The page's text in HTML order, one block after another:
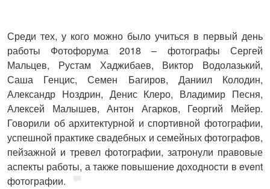
Среди тех, у кого можно было учиться в первый день
работы Фотофорума 2018 – фотографы Сергей
Мальцев, Рустам Хаджибаев, Виктор Водолазький,
Саша Генцис, Семен Багиров, Даниил Колодин,
Александр Ноздрин, Денис Клеро, Владимир Песня,
Алексей Малышев, Антон Агарков, Георгий Мейер.
Говорили об архитектурной и спортивной фотографии,
успешной практике свадебных и семейных фотографов,
пейзажной и тревел фотографии, затронули правовые
аспекты работы, а также повышение доходности в event
фотографии.